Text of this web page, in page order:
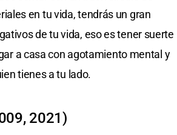
en tu vida, tendrás un gran
de tu vida, eso es tener suerte
a casa con agotamiento mental y
tienes a tu lado.
2021)